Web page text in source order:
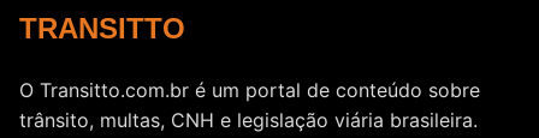
TRANSITTO
O Transitto.com.br é um portal de conteúdo sobre
trânsito, multas, CNH e legislação viária brasileira.